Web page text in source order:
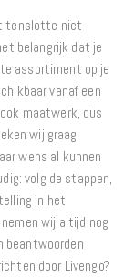
tenslotte niet
belangrijk dat je
assortiment op je
vanaf een
maatwerk, dus
wij graag
wens al kunnen
volg de stappen,
in het
wij altijd nog
beantwoorden
door Livengo?